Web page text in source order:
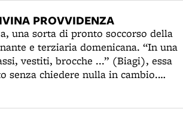
era ripresa in occasione della
fu previsto l’abbattimento della
Deputazione di Storia Patria,
delle priorità della giunta fascista: ad
Tra i lavori effettuati nell'area,
sulla ferrovia, in asse con via
torrente Aposa davanti all'antica
PROVVIDENZA
una sorta di pronto soccorso della
e terziaria domenicana. “In una
vestiti, brocche ...” (Biagi), essa
senza chiedere nulla in cambio.
anni nella Pia